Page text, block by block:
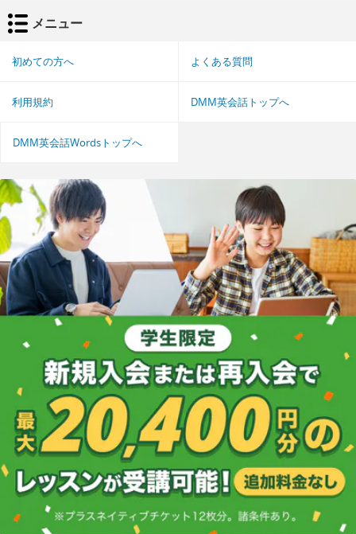
メニュー
初めての方へ よくある質問
利用規約 DMM英会話トップへ
DMM英会話Wordsトップへ